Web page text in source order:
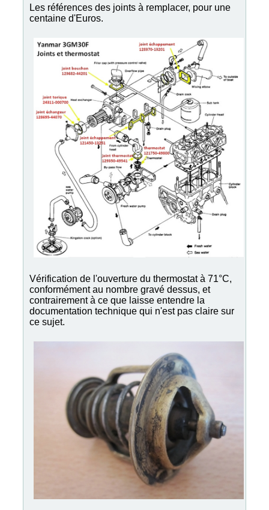
Les références des joints à remplacer, pour une
centaine d'Euros.
Vérification de l'ouverture du thermostat à 71°C,
conformément au nombre gravé dessus, et
contrairement à ce que laisse entendre la
documentation technique qui n'est pas claire sur
ce sujet.